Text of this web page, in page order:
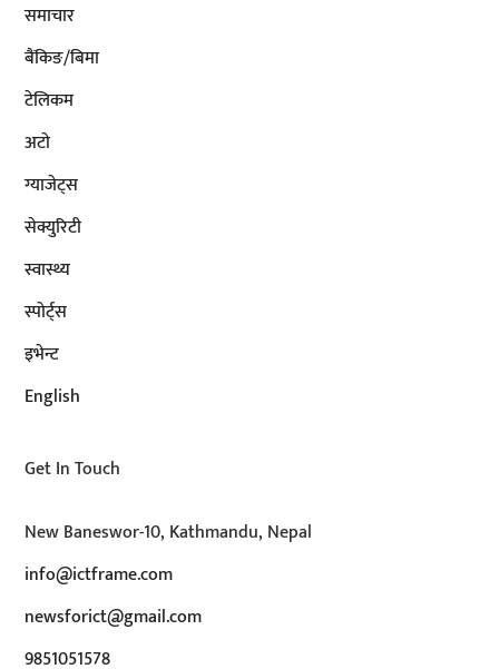
समाचार
बैंकिङ/बिमा
टेलिकम
अटाे
ग्याजेट्स
सेक्युरिटी
स्वास्थ्य
स्पोर्ट्स
इभेन्ट
English
Get In Touch
New Baneswor-10, Kathmandu, Nepal
info@ictframe.com
newsforict@gmail.com
9851051578